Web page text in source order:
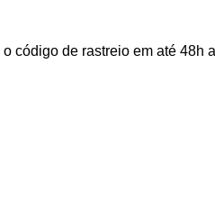
código de rastreio em até